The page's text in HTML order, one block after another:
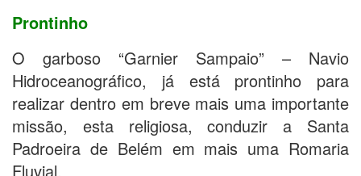
Prontinho
O garboso “Garnier Sampaio” – Navio
Hidroceanográfico, já está prontinho para
realizar dentro em breve mais uma importante
missão, esta religiosa, conduzir a Santa
Padroeira de Belém em mais uma Romaria
Fluvial.